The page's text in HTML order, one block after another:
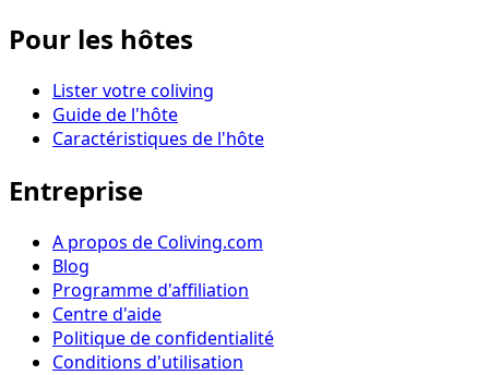
Pour les hôtes
Lister votre coliving
Guide de l'hôte
Caractéristiques de l'hôte
Entreprise
A propos de Coliving.com
Blog
Programme d'affiliation
Centre d'aide
Politique de confidentialité
Conditions d'utilisation